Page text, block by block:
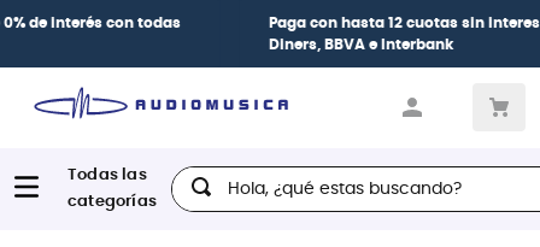
Paga conhasta 12 cuotas sin interesescon tarjetasBCP Visa,
Hola, ¿qué estas buscando?